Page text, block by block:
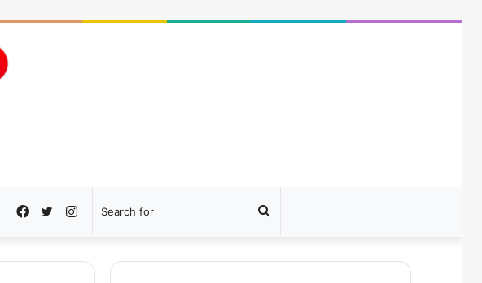
Search
for
Instagram
Twitter
Facebook